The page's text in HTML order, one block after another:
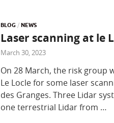
BLOG / NEWS
Laser scanning at le
March 30, 2023
On 28 March, the risk group
Le Locle for some laser
des Granges. Three Lidar
one terrestrial Lidar from …